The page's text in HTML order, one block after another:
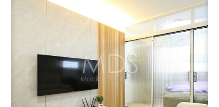
Expand
child
menu
線上查詢 (取得無隱藏報價)